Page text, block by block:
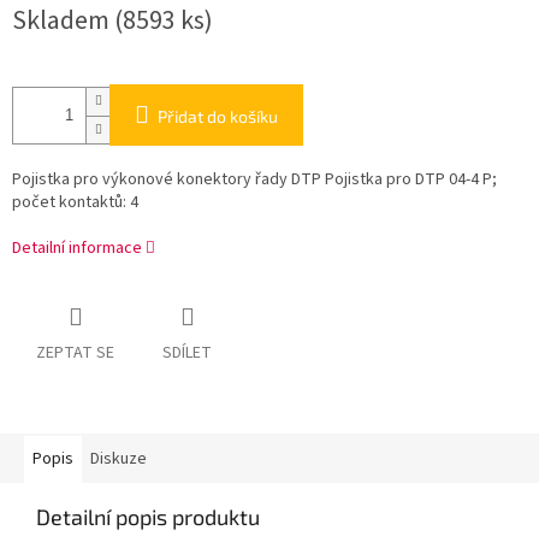
cena:
Skladem (8593 ks)
Přidat do košíku
Pojistka pro výkonové konektory řady DTP Pojistka pro DTP 04-4 P;
počet kontaktů: 4
Detailní informace
ZEPTAT SE SDÍLET
Popis Diskuze
Detailní popis produktu